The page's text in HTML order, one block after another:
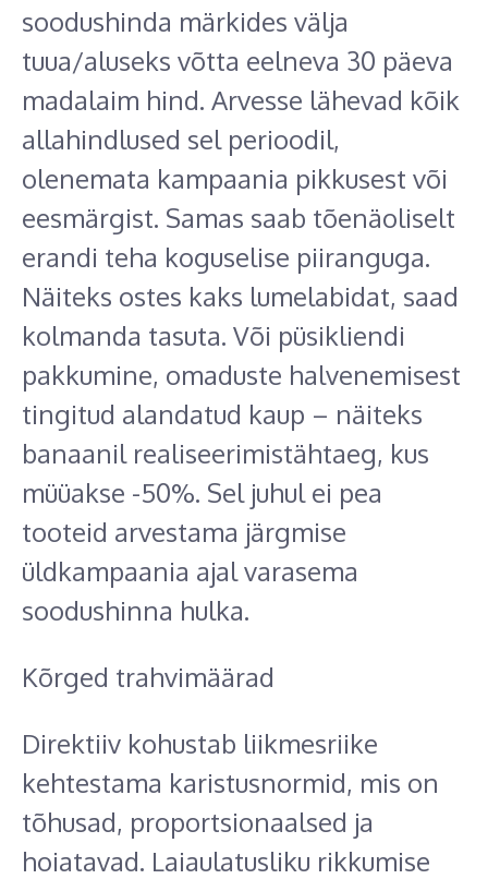
soodushinda märkides välja
tuua/aluseks võtta eelneva 30 päeva
madalaim hind. Arvesse lähevad kõik
allahindlused sel perioodil,
olenemata kampaania pikkusest või
eesmärgist. Samas saab tõenäoliselt
erandi teha koguselise piiranguga.
Näiteks ostes kaks lumelabidat, saad
kolmanda tasuta. Või püsikliendi
pakkumine, omaduste halvenemisest
tingitud alandatud kaup – näiteks
banaanil realiseerimistähtaeg, kus
müüakse -50%. Sel juhul ei pea
tooteid arvestama järgmise
üldkampaania ajal varasema
soodushinna hulka.
Kõrged trahvimäärad
Direktiiv kohustab liikmesriike
kehtestama karistusnormid, mis on
tõhusad, proportsionaalsed ja
hoiatavad. Laiaulatusliku rikkumise